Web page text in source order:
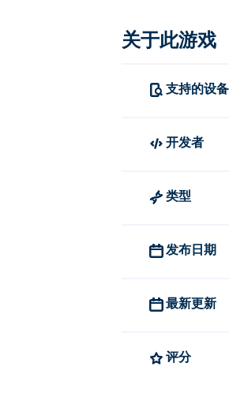
玩家1
休息：V
休息：L
谁制定了特技协
如何免费玩《
你可以在 Poki 上
关于此游戏
支持的设备
开发者
类型
发布日期
最新更新
评分